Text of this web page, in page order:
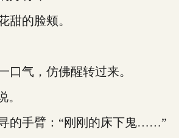
甜的脸颊。
口气，仿佛醒转过来。
。
的手臂：“刚刚的床下鬼……”